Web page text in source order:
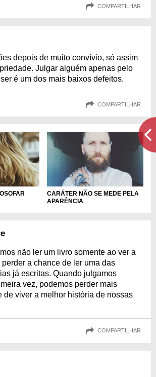
COMPARTILHAR
depois de muito convívio, só assim
Julgar alguém apenas pelo
é um dos mais baixos defeitos.
COMPARTILHAR
CARÁTER NÃO SE MEDE PELA
APARÊNCIA
não ler um livro somente ao ver a
a chance de ler uma das
já escritas. Quando julgamos
vez, podemos perder mais
de viver a melhor história de nossas
COMPARTILHAR